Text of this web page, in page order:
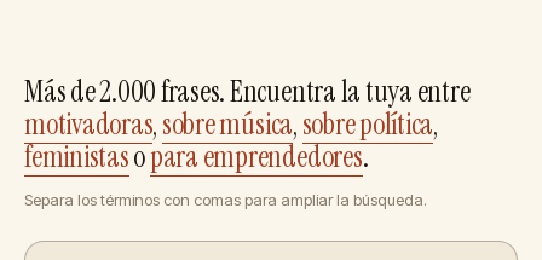
Más de 2.000 frases. Encuentra la tuya entre
motivadoras,sobre música,sobre política,
feministasopara emprendedores.
Separa los términos con comas para ampliar la búsqueda.